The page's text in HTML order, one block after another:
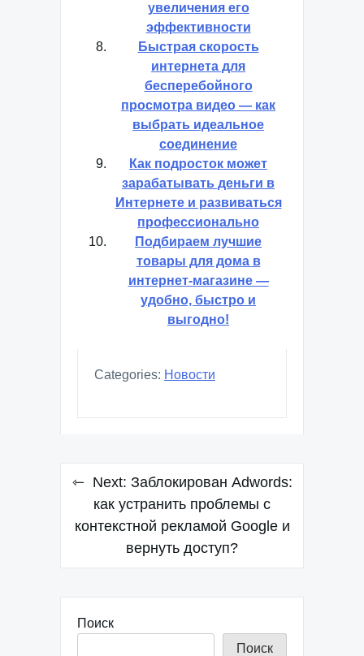
увеличения его
эффективности
Быстрая скорость
интернета для
бесперебойного
просмотра видео — как
выбрать идеальное
соединение
Как подросток может
зарабатывать деньги в
Интернете и развиваться
профессионально
Подбираем лучшие
товары для дома в
интернет-магазине —
удобно, быстро и
выгодно!
Categories: Новости
Навигация
записям
Next: Заблокирован Adwords:
как устранить проблемы с
контекстной рекламой Google и
вернуть доступ?
Поиск
Поиск